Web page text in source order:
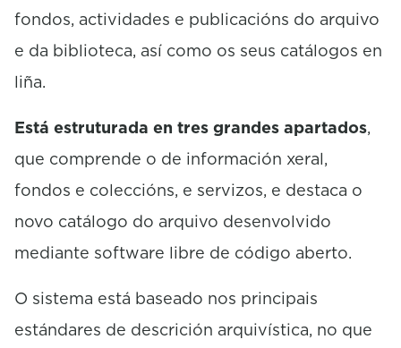
fondos, actividades e publicacións do arquivo
e da biblioteca, así como os seus catálogos en
liña.
Está estruturada en tres grandes apartados,
que comprende o de información xeral,
fondos e coleccións, e servizos, e destaca o
novo catálogo do arquivo desenvolvido
mediante software libre de código aberto.
O sistema está baseado nos principais
estándares de descrición arquivística, no que